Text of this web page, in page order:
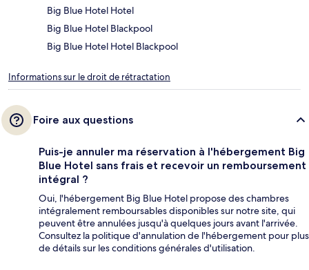
Big Blue Hotel Hotel
Big Blue Hotel Blackpool
Big Blue Hotel Hotel Blackpool
Informations sur le droit de rétractation
Foire aux questions
Puis-je annuler ma réservation à l'hébergement Big
Blue Hotel sans frais et recevoir un remboursement
intégral ?
Oui, l'hébergement Big Blue Hotel propose des chambres
intégralement remboursables disponibles sur notre site, qui
peuvent être annulées jusqu'à quelques jours avant l'arrivée.
Consultez la politique d'annulation de l'hébergement pour plus
de détails sur les conditions générales d'utilisation.